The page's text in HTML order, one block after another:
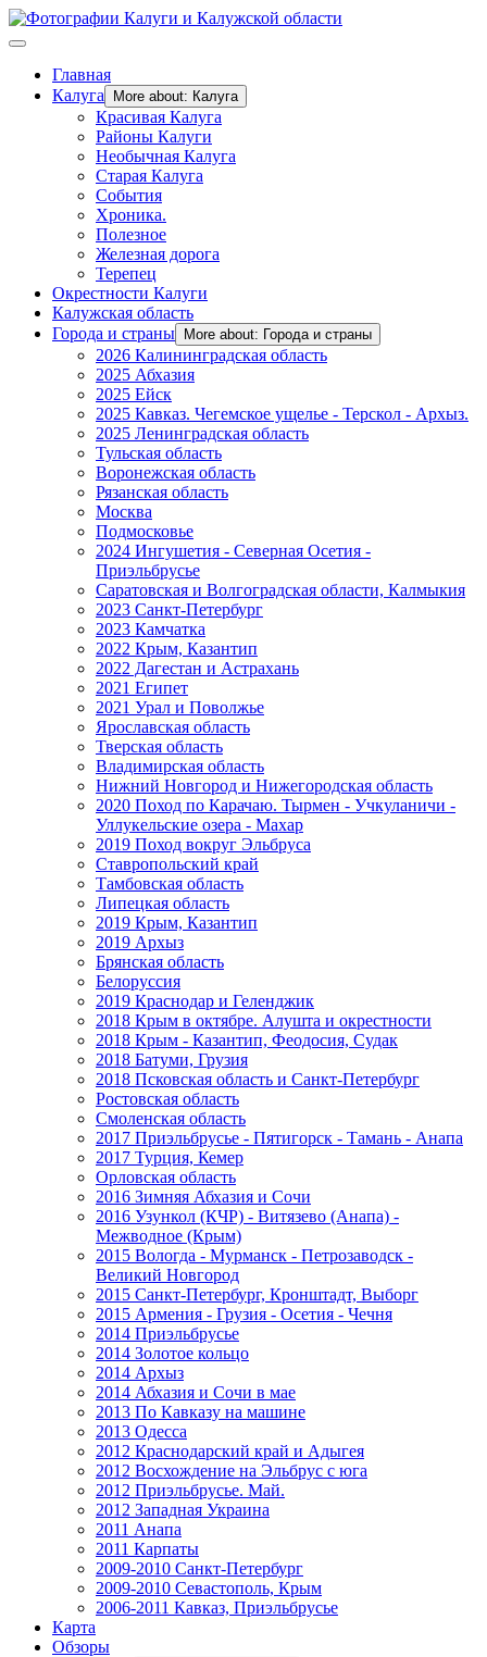
Главная
Калуга
More about: Калуга
Красивая Калуга
Районы Калуги
Необычная Калуга
Старая Калуга
События
Хроника.
Полезное
Железная дорога
Терепец
Окрестности Калуги
Калужская область
Города и страны
More about: Города и страны
2026 Калининградская область
2025 Абхазия
2025 Ейск
2025 Кавказ. Чегемское ущелье - Терскол - Архыз.
2025 Ленинградская область
Тульская область
Воронежская область
Рязанская область
Москва
Подмосковье
2024 Ингушетия - Северная Осетия -
Приэльбрусье
Саратовская и Волгоградская области, Калмыкия
2023 Санкт-Петербург
2023 Камчатка
2022 Крым, Казантип
2022 Дагестан и Астрахань
2021 Египет
2021 Урал и Поволжье
Ярославская область
Тверская область
Владимирская область
Нижний Новгород и Нижегородская область
2020 Поход по Карачаю. Тырмен - Учкуланичи -
Уллукельские озера - Махар
2019 Поход вокруг Эльбруса
Ставропольский край
Тамбовская область
Липецкая область
2019 Крым, Казантип
2019 Архыз
Брянская область
Белоруссия
2019 Краснодар и Геленджик
2018 Крым в октябре. Алушта и окрестности
2018 Крым - Казантип, Феодосия, Судак
2018 Батуми, Грузия
2018 Псковская область и Санкт-Петербург
Ростовская область
Смоленская область
2017 Приэльбрусье - Пятигорск - Тамань - Анапа
2017 Турция, Кемер
Орловская область
2016 Зимняя Абхазия и Сочи
2016 Узункол (КЧР) - Витязево (Анапа) -
Межводное (Крым)
2015 Вологда - Мурманск - Петрозаводск -
Великий Новгород
2015 Санкт-Петербург, Кронштадт, Выборг
2015 Армения - Грузия - Осетия - Чечня
2014 Приэльбрусье
2014 Золотое кольцо
2014 Архыз
2014 Абхазия и Сочи в мае
2013 По Кавказу на машине
2013 Одесса
2012 Краснодарский край и Адыгея
2012 Восхождение на Эльбрус с юга
2012 Приэльбрусье. Май.
2012 Западная Украина
2011 Анапа
2011 Карпаты
2009-2010 Санкт-Петербург
2009-2010 Севастополь, Крым
2006-2011 Кавказ, Приэльбрусье
Карта
Обзоры